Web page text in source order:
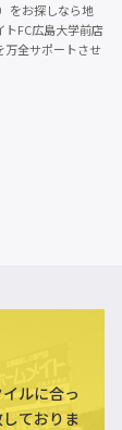
をお探しなら地
FC広島大学前店
万全サポートさせ
ルに合っ
ておりま